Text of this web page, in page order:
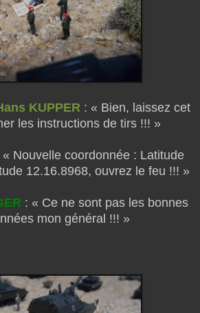
KUPPER : « Bien, laissez cet
les instructions de tirs !!! »
« Nouvelle coordonnée : Latitude
12.16.8968, ouvrez le feu !!! »
: « Ce ne sont pas les bonnes
mon général !!! »